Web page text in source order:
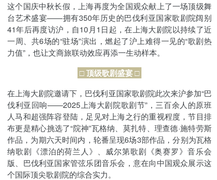
这个国庆中秋长假，上海再度为全国观众献上了一场顶级舞
台艺术盛宴——拥有350年历史的巴伐利亚国家歌剧院阔别
41年后再度访沪，自10月1日起，在上海大剧院以持续了近
一周、共6场的“驻场”演出，燃起了沪上难得一见的“歌剧热
力值”，也让文商旅联动效应再添一生动样本。
□ 顶级歌剧盛宴 □
在上海大剧院邀请下，巴伐利亚国家歌剧院此次来沪参加“巴
伐利亚回响——2025上海大剧院歌剧节”，三百余人的原班
人马和超强阵容登陆，足见对上海之行的重视程度，节目排
布更是精心挑选了“院神”瓦格纳、莫扎特、理查德·施特劳斯
作品，为期六天时间内，轮番呈现6场3部作品，分别为瓦格
纳歌剧《漂泊的荷兰人》、威尔第歌剧《奥赛罗》音乐会
版、巴伐利亚国家管弦乐团音乐会，意在向中国观众展示这
个国际顶尖歌剧院的综合实力。